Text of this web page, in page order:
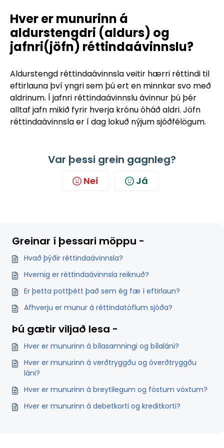
Hver er munurinn á
aldurstengdri (aldurs) og
jafnri(jöfn) réttindaávinnslu?
Aldurstengd réttindaávinnsla veitir hærri réttindi til
eftirlauna því yngri sem þú ert en minnkar svo með
aldrinum. Í jafnri réttindaávinnslu ávinnur þú þér
alltaf jafn mikið fyrir hverja krónu óháð aldri. Jöfn
réttindaávinnsla er í dag lokuð nýjum sjóðfélögum.
Var þessi grein gagnleg?
Nei Já
Greinar í þessari möppu -
Hvað þýðir réttindaávinnsla?
Hvernig er réttindaávinnsla reiknuð?
Er þetta pottþétt það sem ég fæ í eftirlaun?
Afhverju er munur á réttindatöflum sjóða?
Þú gætir viljað lesa -
Hver er munurinn á bílasamningi og bílaláni?
Hver er munurinn á verðtryggðu og óverðtryggðu
láni?
Hver er munurinn á breytilegum og föstum vöxtum?
Hver er munurinn á debetkorti og kreditkorti?